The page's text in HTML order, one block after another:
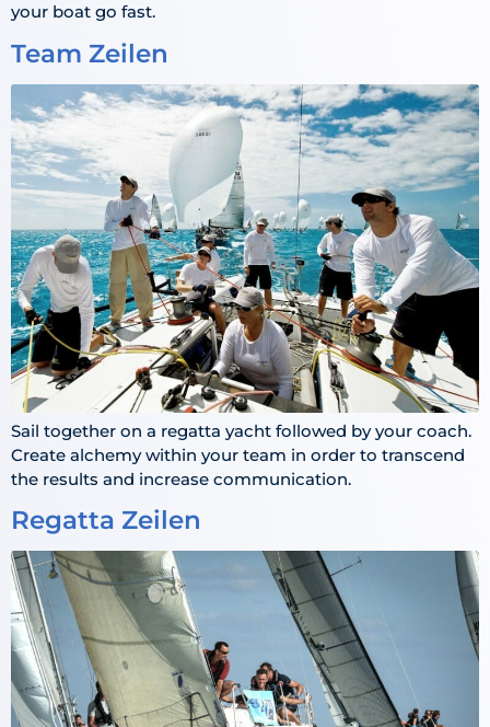
your boat go fast.
Team Zeilen
Sail together on a regatta yacht followed by your coach.
Create alchemy within your team in order to transcend
the results and increase communication.
Regatta Zeilen